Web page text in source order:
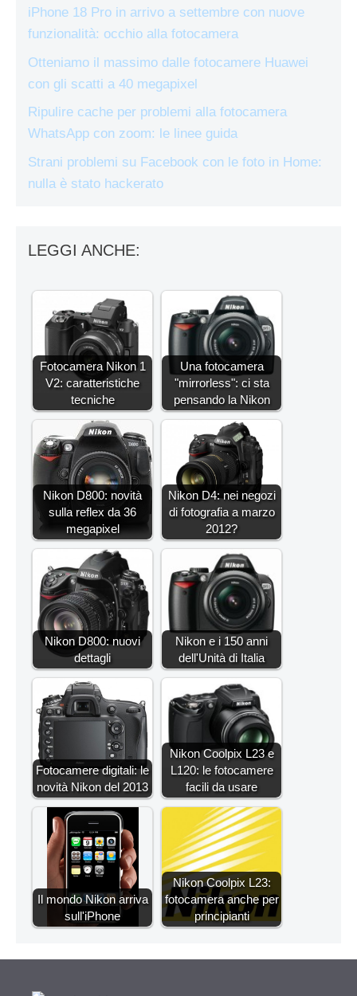
iPhone 18 Pro in arrivo a settembre con nuove
funzionalità: occhio alla fotocamera
Otteniamo il massimo dalle fotocamere Huawei
con gli scatti a 40 megapixel
Ripulire cache per problemi alla fotocamera
WhatsApp con zoom: le linee guida
Strani problemi su Facebook con le foto in Home:
nulla è stato hackerato
LEGGI ANCHE:
Fotocamera Nikon 1
V2: caratteristiche
tecniche
Una fotocamera
"mirrorless": ci sta
pensando la Nikon
Nikon D800: novità
sulla reflex da 36
megapixel
Nikon D4: nei negozi
di fotografia a marzo
2012?
Nikon D800: nuovi
dettagli
Nikon e i 150 anni
dell'Unità di Italia
Fotocamere digitali: le
novità Nikon del 2013
Nikon Coolpix L23 e
L120: le fotocamere
facili da usare
Il mondo Nikon arriva
sull'iPhone
Nikon Coolpix L23:
fotocamera anche per
principianti